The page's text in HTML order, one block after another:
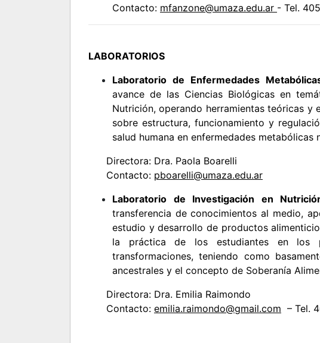
Contacto: mfanzone@umaza.edu.ar - Tel.
LABORATORIOS
Laboratorio de Enfermedades
avance de las Ciencias Biológicas en
Nutrición, operando herramientas teóricas y
sobre estructura, funcionamiento y
salud humana en enfermedades metabólicas
Directora: Dra. Paola Boarelli
Contacto: pboarelli@umaza.edu.ar
Laboratorio de Investigación en
transferencia de conocimientos al medio,
estudio y desarrollo de productos
la práctica de los estudiantes en los
transformaciones, teniendo como
ancestrales y el concepto de Soberanía
Directora: Dra. Emilia Raimondo
Contacto: emilia.raimondo@gmail.com – Tel.